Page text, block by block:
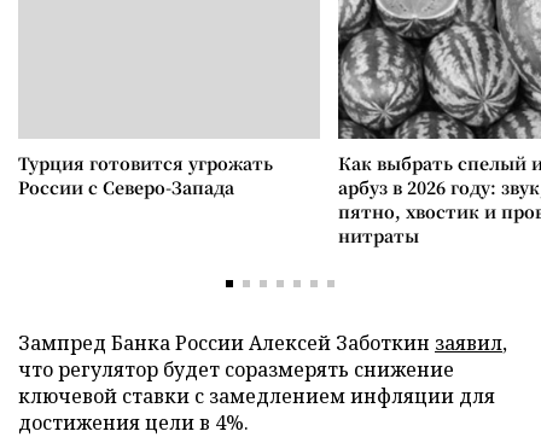
Турция готовится угрожать
России с Северо-Запада
Как выбрать спелый
арбуз в 2026 году:
пятно, хвостик и
нитраты
Зампред Банка России Алексей Заботкин заявил,
что регулятор будет соразмерять снижение
ключевой ставки с замедлением инфляции для
достижения цели в 4%.